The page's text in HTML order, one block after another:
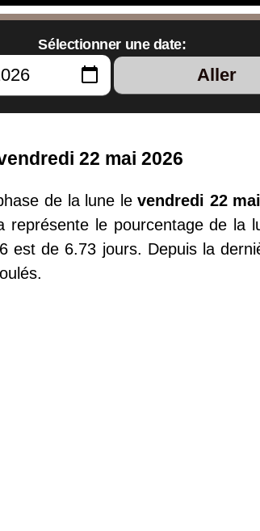
Sélectionner une date:
Aller
22 mai 2026
de la lune levendredi 22
représente le pourcentage de la
est de 6.73 jours. Depuis la